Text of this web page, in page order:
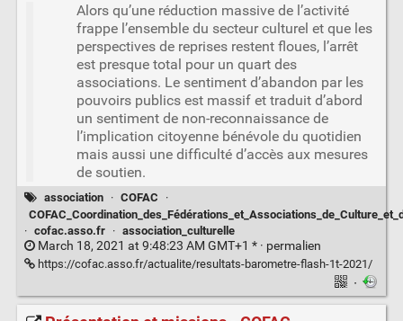
Alors qu’une réduction massive de l’activité
frappe l’ensemble du secteur culturel et que les
perspectives de reprises restent floues, l’arrêt
est presque total pour un quart des
associations. Le sentiment d’abandon par les
pouvoirs publics est massif et traduit d’abord
un sentiment de non-reconnaissance de
l’implication citoyenne bénévole du quotidien
mais aussi une difficulté d’accès aux mesures
de soutien.
association · COFAC
·
· cofac.asso.fr · association_culturelle
March 18, 2021 at 9:48:23 AM GMT+1 * · permalien
https://cofac.asso.fr/actualite/resultats-barometre-flash-1t-2021/
·